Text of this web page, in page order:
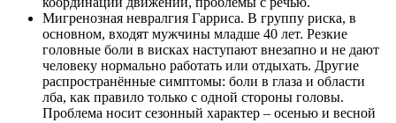
Мигренозная невралгия Гарриса. В группу риска, в
основном, входят мужчины младше 40 лет. Резкие
головные боли в висках наступают внезапно и не дают
человеку нормально работать или отдыхать. Другие
распространённые симптомы: боли в глаза и области
лба, как правило только с одной стороны головы.
Проблема носит сезонный характер – осенью и весной